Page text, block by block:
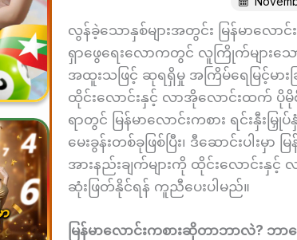
လွန်ခဲ့သောနှစ်များအတွင်း မြန်မာလေ
ရှာဖွေရေးလောကတွင် လူကြိုက်များသေ
အထူးသဖြင့် ဆုရရှိမှု အကြိမ်ရေမြင့်မားခ
ထိုင်းလောင်းနှင့် လာအိုလောင်းထက် ပို
ရာတွင် မြန်မာလောင်းကစား ရင်းနှီး
မေးခွန်းတစ်ခုဖြစ်ပြီး၊ ဒီဆောင်းပါးမှာ
အားနည်းချက်များကို ထိုင်းလောင်းနှ
ဆုံးဖြတ်နိုင်ရန် ကူညီပေးပါမည်။
မြန်မာလောင်းကစားဆိုတာဘာလဲ? ဘ